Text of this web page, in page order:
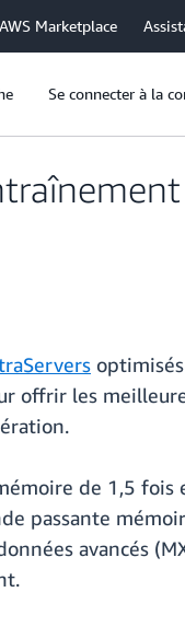
AWS Marketplace
Se connecter à la
offrir les
de 1,5 fois
passante
avancés